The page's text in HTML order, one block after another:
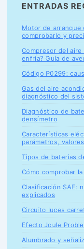
ENTRADAS
Motor de arranque
comprobarlo y
Compresor del
enfría? Guía de
Código P0299:
Gas del aire
diagnóstico del
Diagnóstico de
densímetro
Características
parámetros,
Tipos de baterías
Cómo comprobar
Clasificación SAE:
explicados
Circuito luces
Efecto Joule
Alumbrado y